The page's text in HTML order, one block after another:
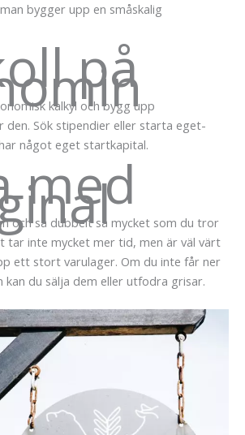
bygger upp en småskalig
på
kalkyl och bygg upp
den. Sök stipendier eller starta eget-
något eget startkapital.
med
och så dubbelt så mycket som du tror
tar inte mycket mer tid, men är väl värt
ett stort varulager. Om du inte får ner
kan du sälja dem eller utfodra grisar.